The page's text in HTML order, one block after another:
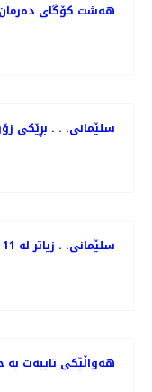
هەشت كۆگای دەرمان
سلێمانی. . . بڕێكی
سلێمانی. . زیاتر له‌ 11 تۆن له‌ناوبراون
هه‌واڵێكی تایبه‌ت به‌